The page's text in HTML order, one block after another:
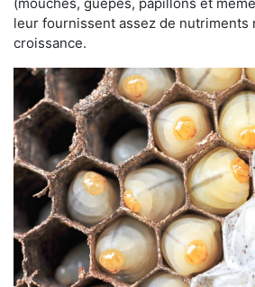
leur fournissent assez de nutriments
croissance.